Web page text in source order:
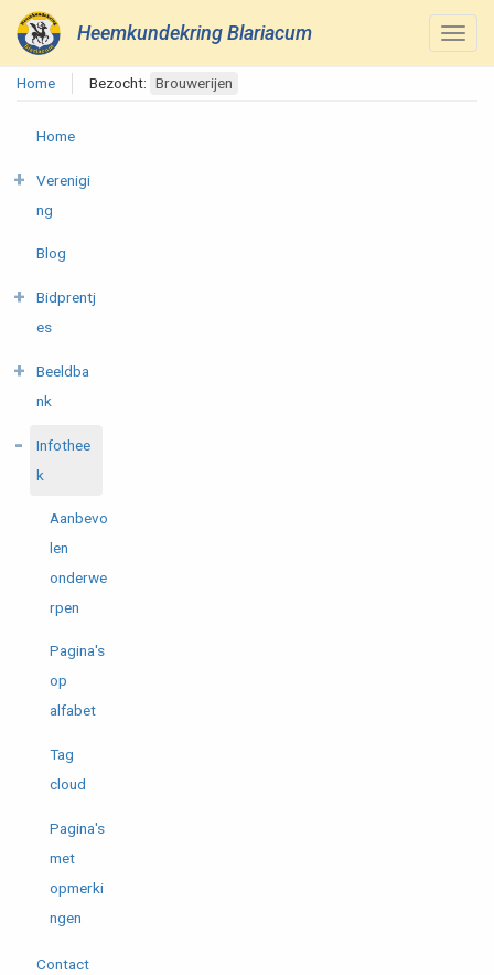
Heemkundekring Blariacum
Home Bezocht: Brouwerijen
Home
Verenigi
ng
Blog
Bidprentj
es
Beeldba
nk
Infothee
k
Aanbevo
len
onderwe
rpen
Pagina's
op
alfabet
Tag
cloud
Pagina's
met
opmerki
ngen
Contact